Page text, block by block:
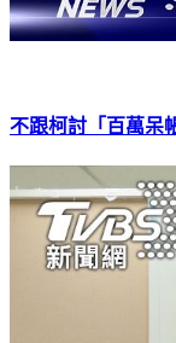
不跟柯討「百萬